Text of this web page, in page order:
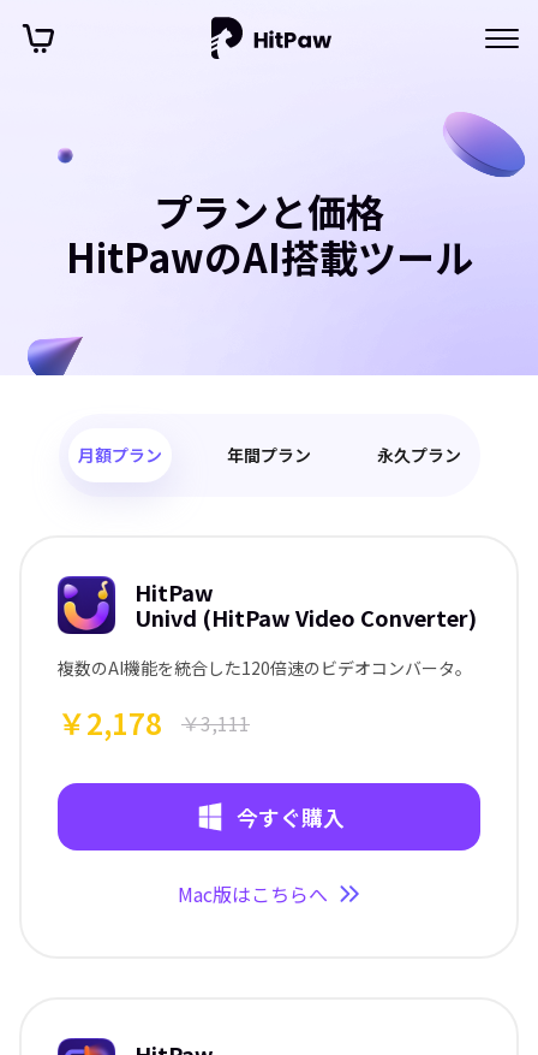
プランと価格
HitPawのAI搭載ツール
月額プラン 年間プラン 永久プラン
HitPaw
Univd (HitPaw Video Converter)
複数のAI機能を統合した120倍速のビデオコンバータ。
￥2,178 ￥3,111
今すぐ購入
Mac版はこちらへ